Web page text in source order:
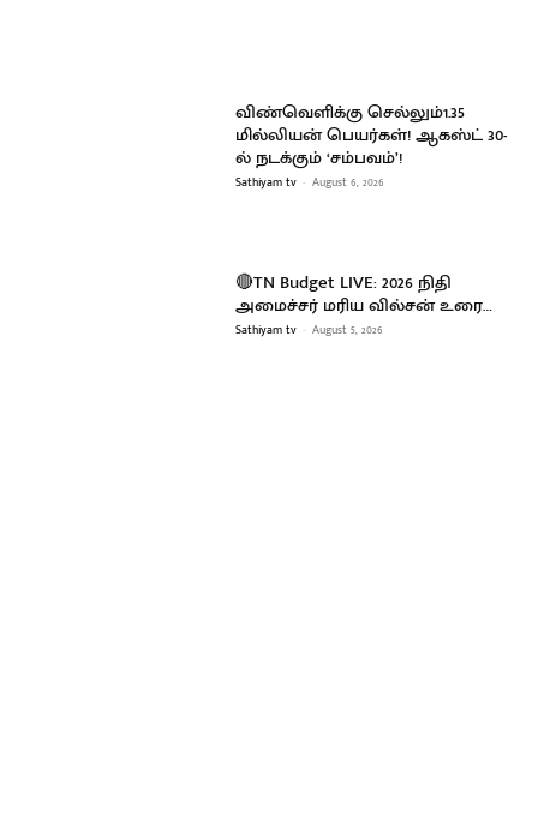
விண்வெளிக்கு செல்லும்1.35
மில்லியன் பெயர்கள்! ஆகஸ்ட் 30-
ல் நடக்கும் ‘சம்பவம்’!
Sathiyam tv - August 6, 2026
🔴TN Budget LIVE: 2026 நிதி
அமைச்சர் மரிய வில்சன் உரை…
Sathiyam tv - August 5, 2026